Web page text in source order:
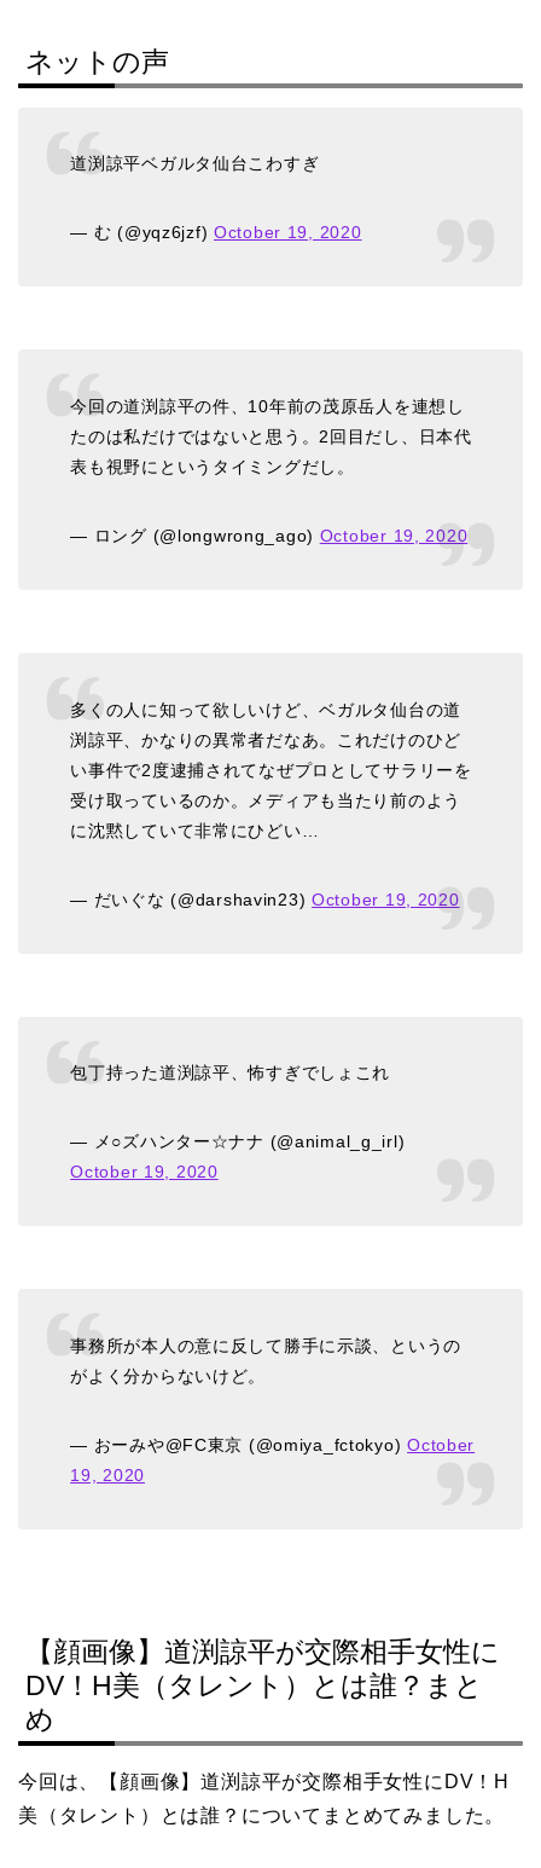
ネットの声
道渕諒平ベガルタ仙台こわすぎ
— む (@yqz6jzf) October 19, 2020
今回の道渕諒平の件、10年前の茂原岳人を連想し
たのは私だけではないと思う。2回目だし、日本代
表も視野にというタイミングだし。
— ロング (@longwrong_ago) October 19, 2020
多くの人に知って欲しいけど、ベガルタ仙台の道
渕諒平、かなりの異常者だなあ。これだけのひど
い事件で2度逮捕されてなぜプロとしてサラリーを
受け取っているのか。メディアも当たり前のよう
に沈黙していて非常にひどい…
— だいぐな (@darshavin23)October 19, 2020
包丁持った道渕諒平、怖すぎでしょこれ
— メ○ズハンター☆ナナ (@animal_g_irl)
October 19, 2020
事務所が本人の意に反して勝手に示談、というの
がよく分からないけど。
— おーみや@FC東京 (@omiya_fctokyo)October
19, 2020
【顔画像】道渕諒平が交際相手女性に
DV！H美（タレント）とは誰？まと
め
今回は、【顔画像】道渕諒平が交際相手女性にDV！H
美（タレント）とは誰？についてまとめてみました。